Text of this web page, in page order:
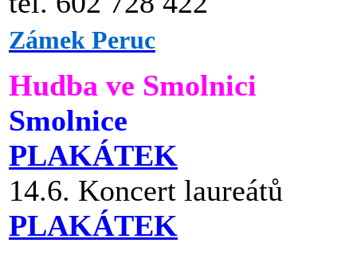
Zámek Peruc
Hudba ve Smolnici
Smolnice
PLAKÁTEK
14.6. Koncert laureátů
PLAKÁTEK